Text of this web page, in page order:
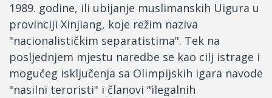
1989. godine, ili ubijanje muslimanskih Uigura u
provinciji Xinjiang, koje režim naziva
"nacionalističkim separatistima". Tek na
posljednjem mjestu naredbe se kao cilj istrage i
mogućeg isključenja sa Olimpijskih igara navode
"nasilni teroristi" i članovi "ilegalnih